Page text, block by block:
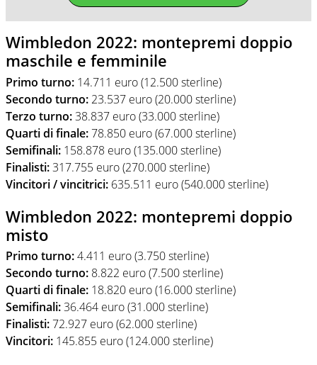
Wimbledon 2022: montepremi doppio
maschile e femminile
Primo turno: 14.711 euro (12.500 sterline)
Secondo turno: 23.537 euro (20.000 sterline)
Terzo turno:38.837 euro (33.000 sterline)
Quarti di finale:78.850 euro (67.000 sterline)
Semifinali: 158.878 euro (135.000 sterline)
Finalisti:317.755 euro (270.000 sterline)
Vincitori / vincitrici: 635.511 euro (540.000 sterline)
Wimbledon 2022: montepremi doppio
misto
Primo turno:4.411 euro (3.750 sterline)
Secondo turno: 8.822 euro (7.500 sterline)
Quarti di finale: 18.820 euro (16.000 sterline)
Semifinali:36.464 euro (31.000 sterline)
Finalisti:72.927 euro (62.000 sterline)
Vincitori: 145.855 euro (124.000 sterline)